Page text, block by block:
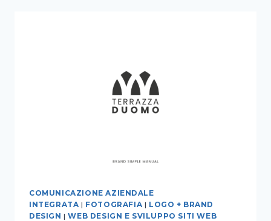
COMUNICAZIONE AZIENDALE
INTEGRATA | FOTOGRAFIA | LOGO + BRAND
DESIGN |WEB DESIGN E SVILUPPO SITI WEB